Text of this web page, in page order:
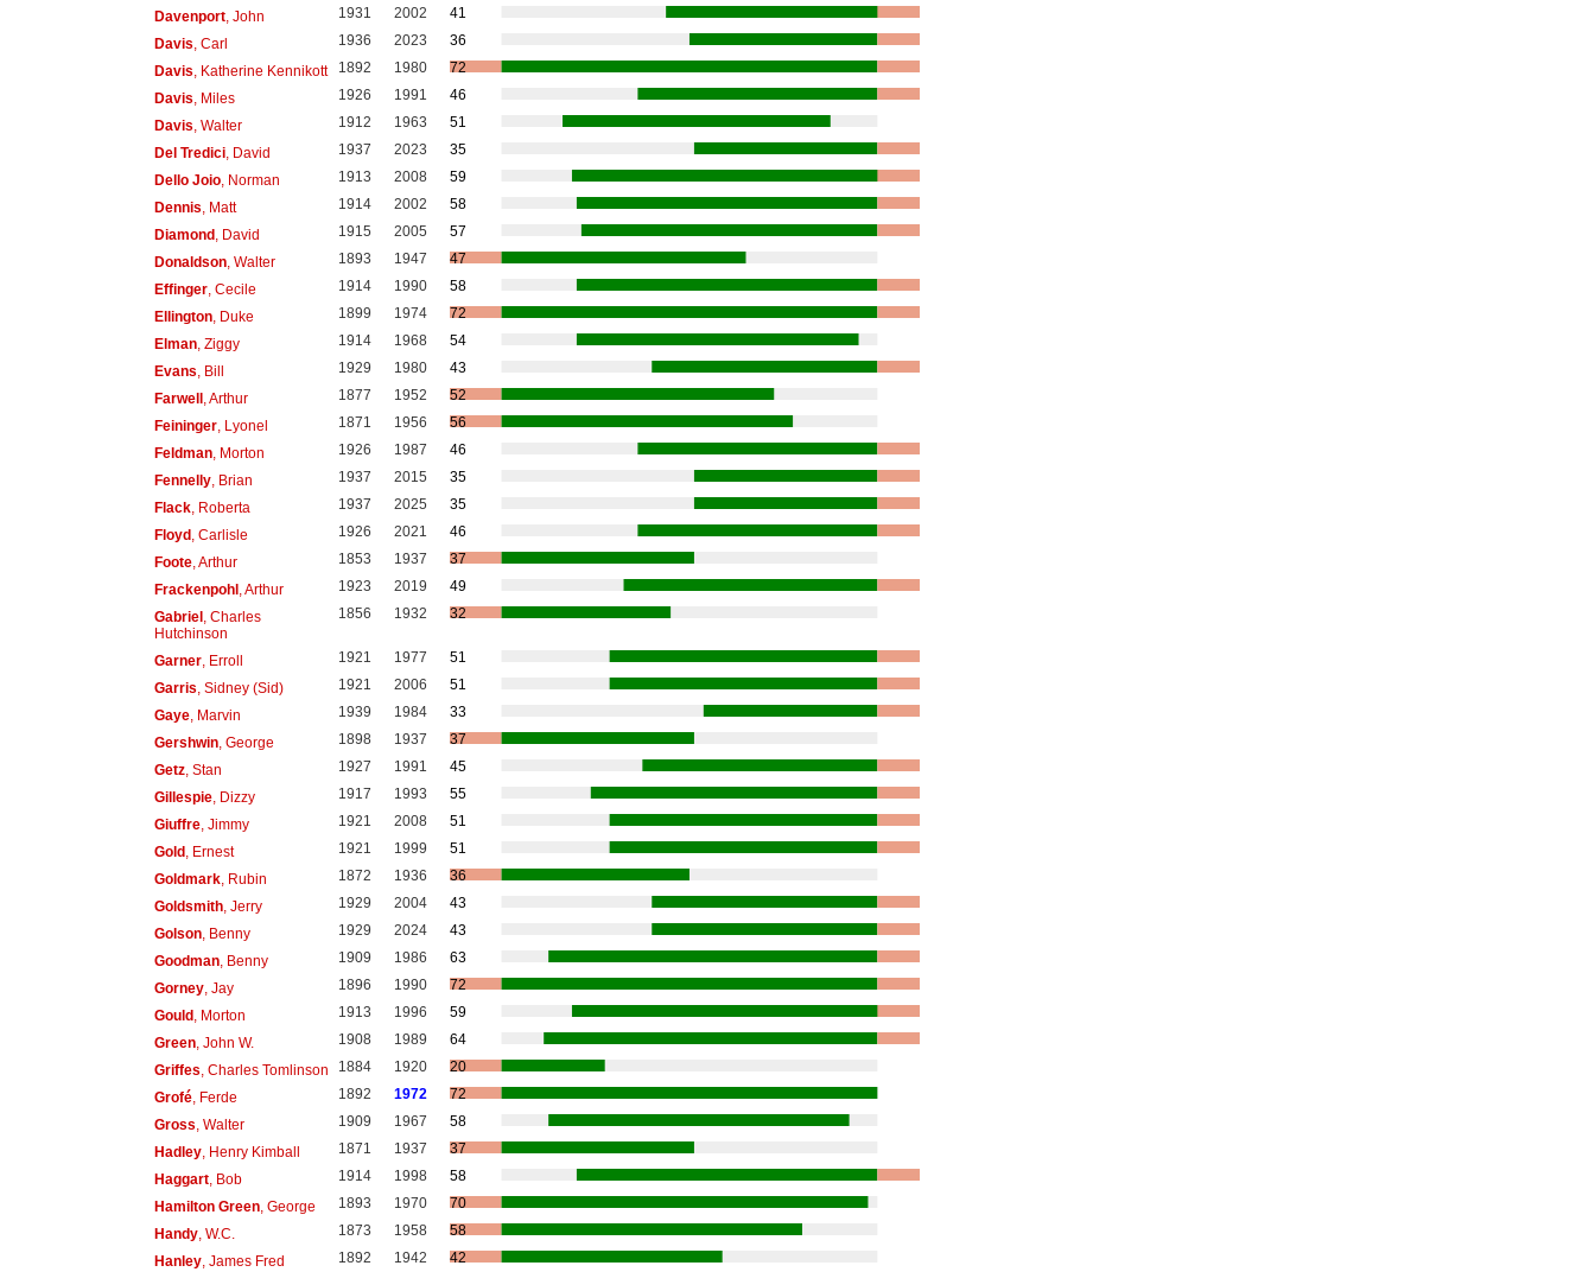
Davenport, John 1931 2002
41
Davis , Carl 1936 2023
36
Davis , Katherine Kennikott 1892 1980
72
Davis , Miles 1926 1991
46
Davis , Walter 1912 1963
51
Del Tredici, David 1937 2023
35
Dello Joio, Norman 1913 2008
59
Dennis , Matt 1914 2002
58
Diamond, David 1915 2005
57
Donaldson, Walter 1893 1947
47
Effinger, Cecile 1914 1990
58
Ellington, Duke 1899 1974
72
Elman, Ziggy 1914 1968
54
Evans , Bill 1929 1980
43
Farwell, Arthur 1877 1952
52
Feininger, Lyonel 1871 1956
56
Feldman, Morton 1926 1987
46
Fennelly, Brian 1937 2015
35
Flack, Roberta 1937 2025
35
Floyd, Carlisle 1926 2021
46
Foote, Arthur 1853 1937
37
Frackenpohl, Arthur 1923 2019
49
Gabriel, Charles
Hutchinson
1856 1932 32
Garner, Erroll 1921 1977
51
Garris , Sidney (Sid) 1921 2006
51
Gaye, Marvin 1939 1984
33
Gershwin, George 1898 1937
37
Getz, Stan 1927 1991
45
Gillespie, Dizzy 1917 1993
55
Giuffre, Jimmy 1921 2008
51
Gold, Ernest 1921 1999
51
Goldmark, Rubin 1872 1936
36
Goldsmith, Jerry 1929 2004
43
Golson, Benny 1929 2024
43
Goodman, Benny 1909 1986
63
Gorney, Jay 1896 1990
72
Gould, Morton 1913 1996
59
Green, John W. 1908 1989
64
Griffes , Charles Tomlinson 1884 1920
20
Grofé, Ferde 1892 1972
72
Gross , Walter 1909 1967
58
Hadley, Henry Kimball 1871 1937
37
Haggart, Bob 1914 1998
58
Hamilton Green, George 1893 1970
70
Handy, W.C. 1873 1958
58
Hanley, James Fred 1892 1942 42